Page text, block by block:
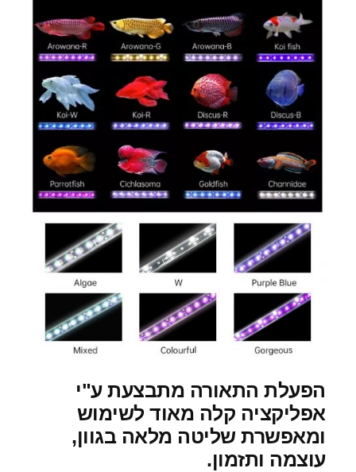
הפעלת התאורה מתבצעת ע"י
אפליקציה קלה מאוד לשימוש
ומאפשרת שליטה מלאה בגוון,
עוצמה ותזמון.